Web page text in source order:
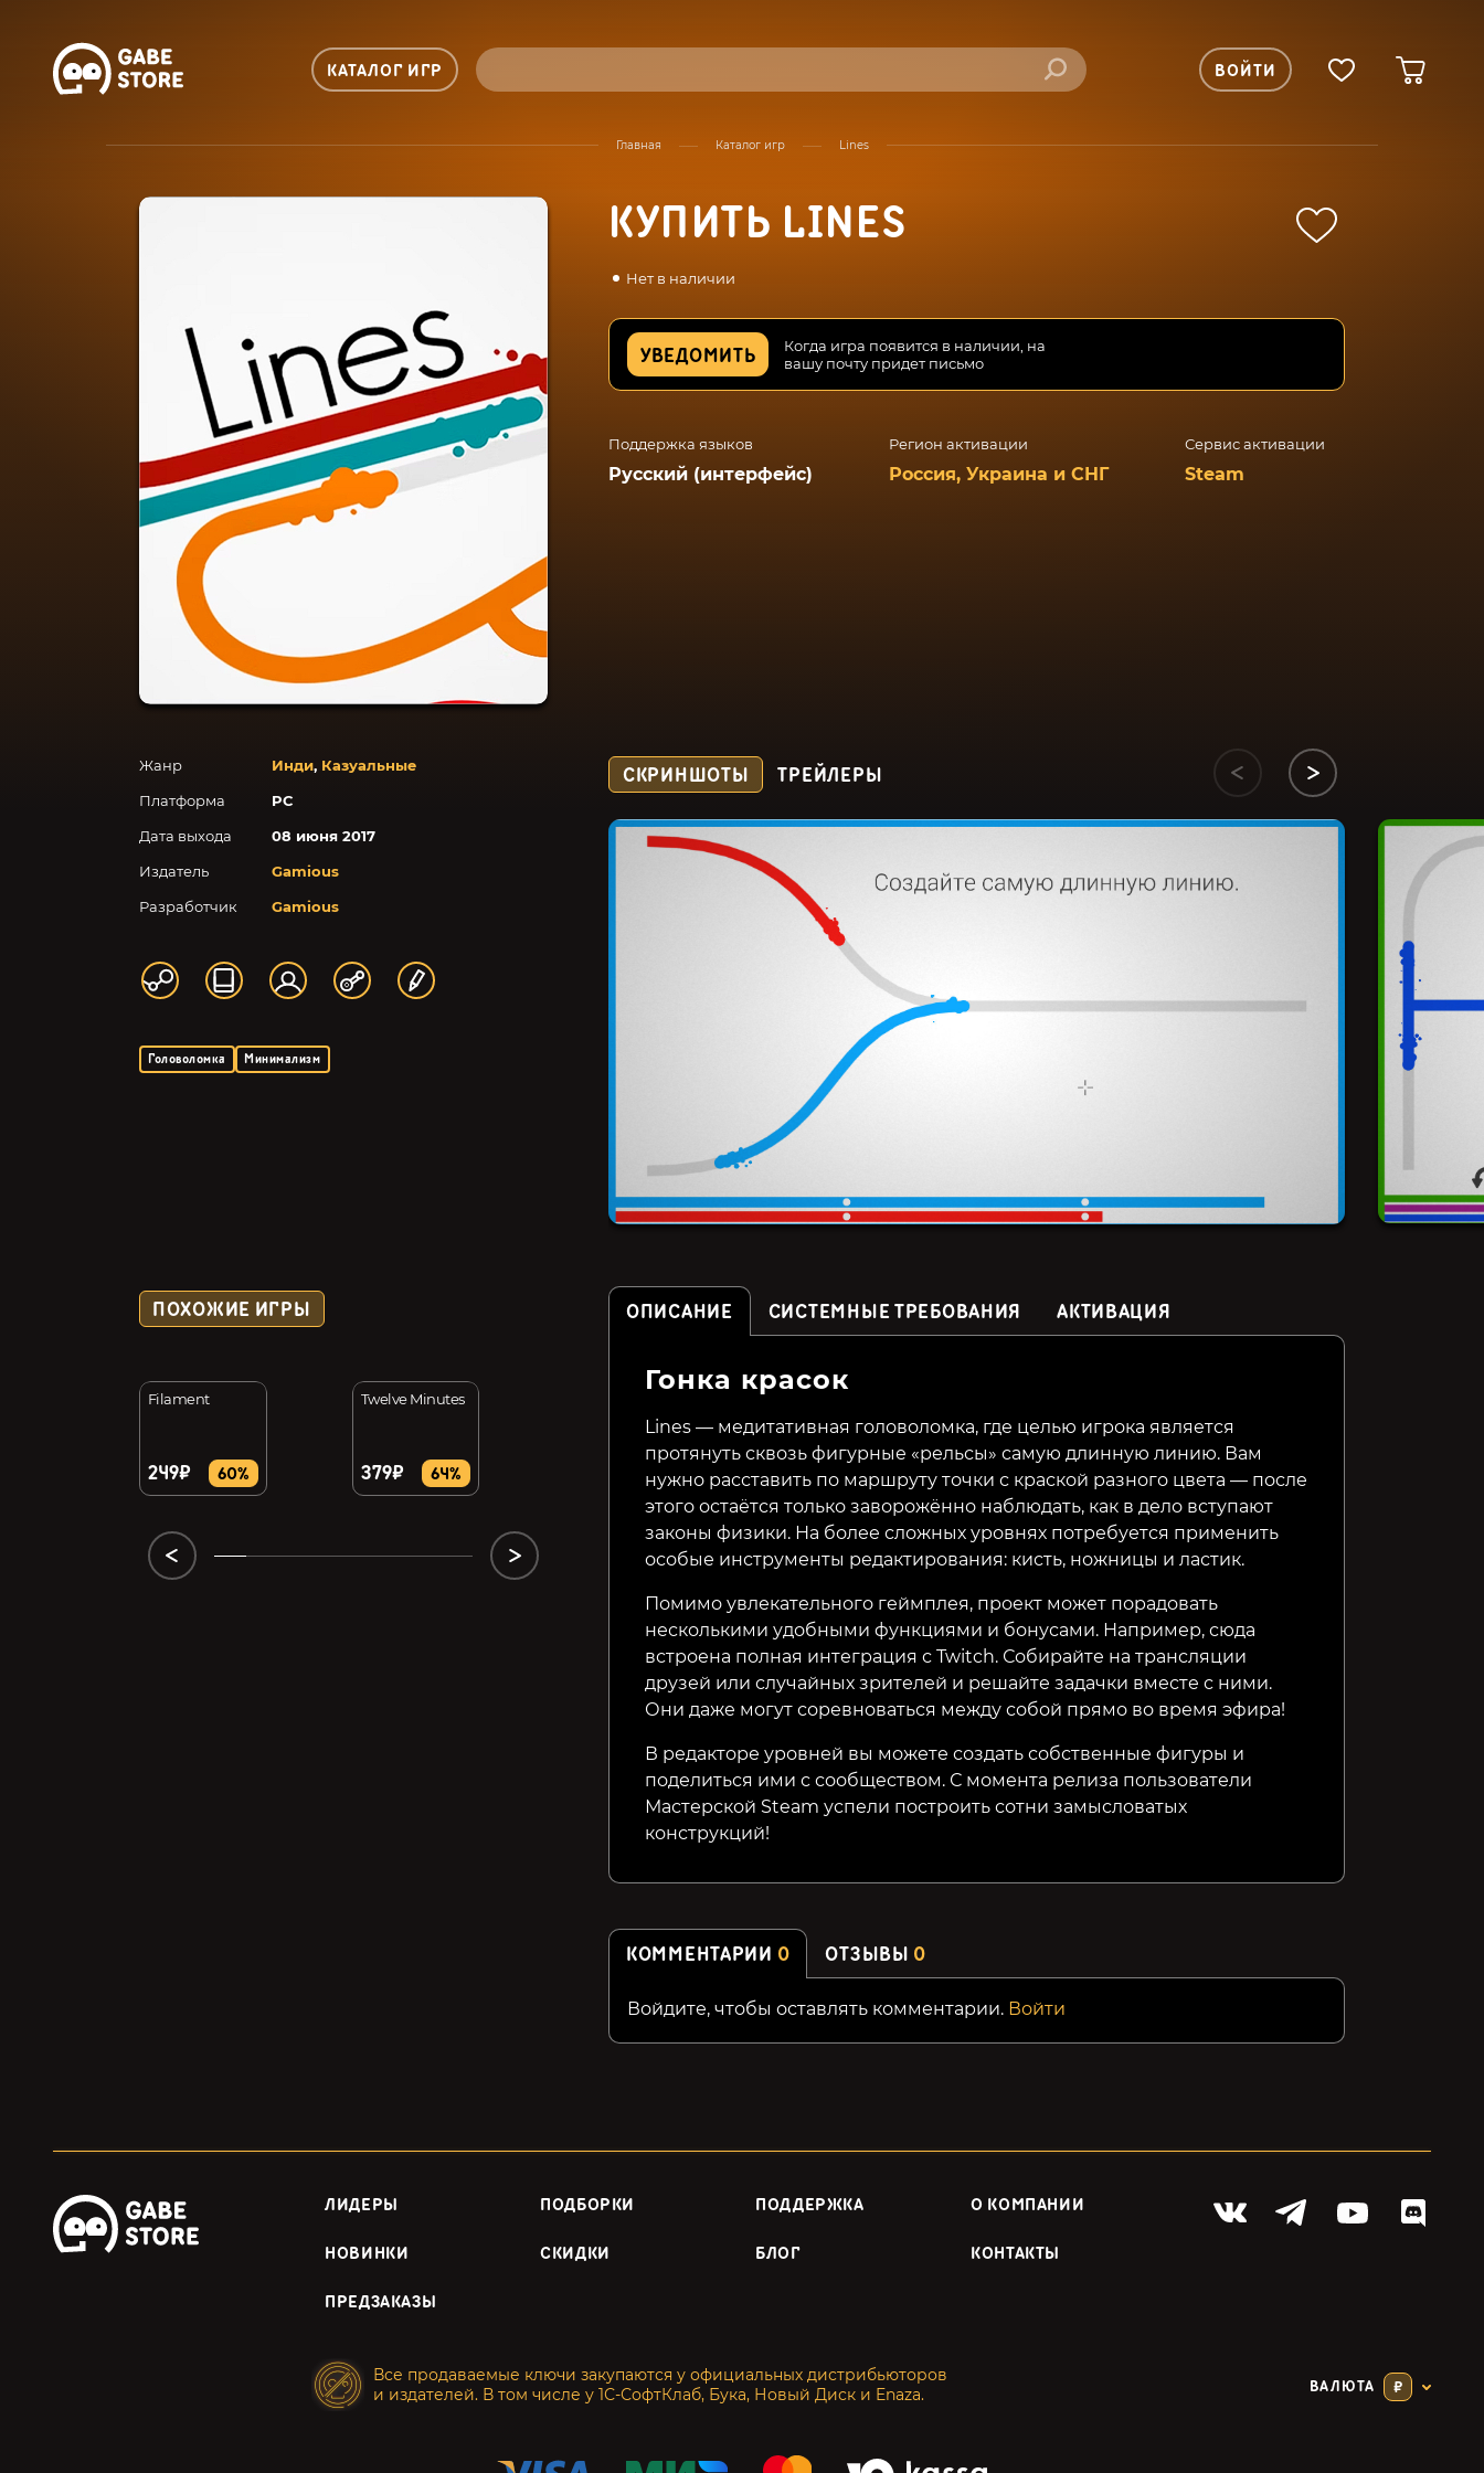
КАТАЛОГ ИГР ВОЙТИ
Главная Каталог игр Lines
КУПИТЬ LINES
Нет в наличии
УВЕДОМИТЬ
Когда игра появится в наличии, на
вашу почту придет письмо
Поддержка языков
Русский (интерфейс)
Регион активации
Россия, Украина и СНГ
Сервис активации
Steam
Жанр Инди, Казуальные
Платформа
PC
Дата выхода
08 июня 2017
Издатель
Gamious
Разработчик
Gamious
Головоломка Минимализм
СКРИНШОТЫ ТРЕЙЛЕРЫ
ПОХОЖИЕ ИГРЫ
Filament
249₽ 60%
Twelve Minutes
379₽ 64% 44% 179₽ 10% 129₽ 84% 169₽ 76%
ОПИСАНИЕ СИСТЕМНЫЕ ТРЕБОВАНИЯ АКТИВАЦИЯ
Гонка красок
Lines — медитативная головоломка, где целью игрока является
протянуть сквозь фигурные «рельсы» самую длинную линию. Вам
нужно расставить по маршруту точки с краской разного цвета — после
этого остаётся только заворожённо наблюдать, как в дело вступают
законы физики. На более сложных уровнях потребуется применить
особые инструменты редактирования: кисть, ножницы и ластик.
Помимо увлекательного геймплея, проект может порадовать
несколькими удобными функциями и бонусами. Например, сюда
встроена полная интеграция с Twitch. Собирайте на трансляции
друзей или случайных зрителей и решайте задачки вместе с ними.
Они даже могут соревноваться между собой прямо во время эфира!
В редакторе уровней вы можете создать собственные фигуры и
поделиться ими с сообществом. С момента релиза пользователи
Мастерской Steam успели построить сотни замысловатых
конструкций!
КОММЕНТАРИИ 0 ОТЗЫВЫ 0
Войдите, чтобы оставлять комментарии. Войти
ЛИДЕРЫ ПОДБОРКИ ПОДДЕРЖКА О КОМПАНИИ
НОВИНКИ СКИДКИ БЛОГ КОНТАКТЫ
ПРЕДЗАКАЗЫ
Все продаваемые ключи закупаются у официальных дистрибьюторов
и издателей. В том числе у 1С-СофтКлаб, Бука, Новый Диск и Enaza.
ВАЛЮТА ₽